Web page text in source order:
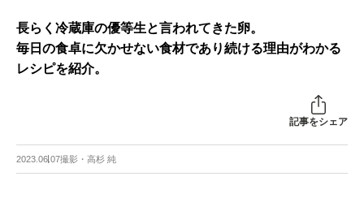
長らく冷蔵庫の優等生と言われてきた卵。
毎日の食卓に欠かせない食材であり続ける理由がわかる
レシピを紹介。
記事をシェア
2023.06.07撮影・高杉 純